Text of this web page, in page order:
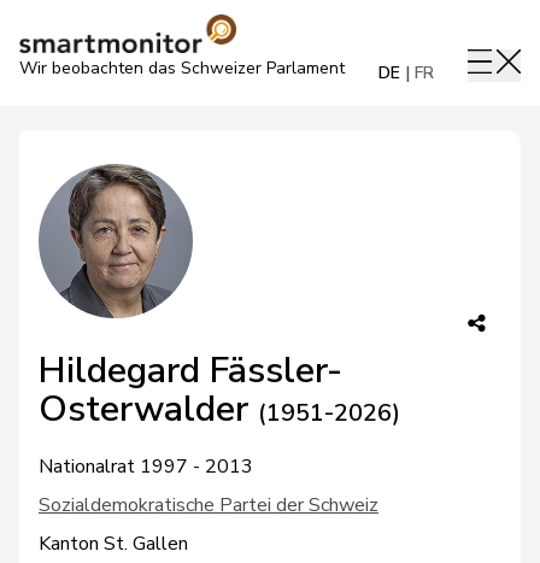
Wir beobachten das Schweizer Parlament DE FR
Hildegard Fässler-
Osterwalder (1951-2026)
Nationalrat 1997 - 2013
Sozialdemokratische Partei der Schweiz
Kanton St. Gallen